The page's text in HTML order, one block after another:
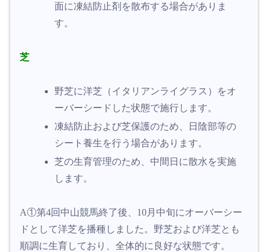
面に凍結防止剤を散布する場合がありま
す。
芝
野芝に洋芝（イタリアンライグラス）をオ
ーバーシードした状態で施行します。
凍結防止および芝保護のため、日陰部等の
シート養生を行う場合があります。
芝の生育管理のため、中間日に散水を実施
します。
A①第4回中山競馬終了後、10月中旬にオーバーシー
ドとして洋芝を播種しました。野芝および洋芝とも
順調に生育しており、全体的に良好な状態です。